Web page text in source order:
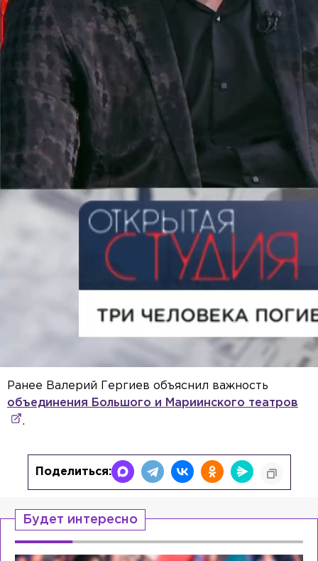
Ранее Валерий Гергиев объяснил важность
объединения Большого и Мариинского театров
.
Поделиться:
Будет интересно